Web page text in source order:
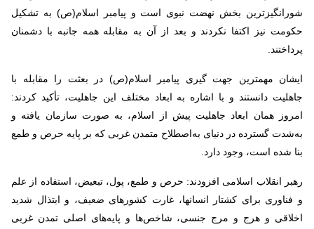
شورانگیزترین بخش نهضت نبوی است و پیامبر اسلام(ص) به تشکیل
حکومت نیز اکتفا نکردند و بعد از آن به مقابله همه جانبه با دشمنان
پرداختند.
ایشان مهمترین جهت گیری پیامبر اسلام(ص) در بعثت را مقابله با
جاهلیت دانستند و با اشاره به ابعاد مختلف این جاهلیت، تأکید کردند:
امروز همان ابعاد جاهلیت پیش از اسلام، به صورت سازمان یافته و
به‌شدت گسترده در دنیای به‌اصطلاح متمدن غربی که بر پایه حرص و طمع
بنا شده است، وجود دارد.
رهبر انقلاب اسلامی افزودند: حرص و طمع، پول، تبعیض، استفاده از علم
و فناوری برای کشتار انسانها، غارت کشورهای ضعیف، و ابتذال شدید
اخلاقی و هرج و مرج جنسی، شاخص‌ها و پایه‌های اصلی تمدن غربی